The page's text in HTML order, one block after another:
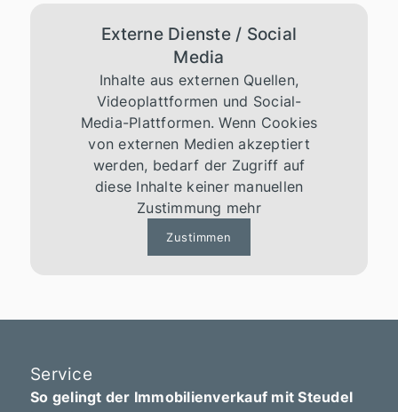
Externe Dienste / Social
Media
Inhalte aus externen Quellen,
Videoplattformen und Social-
Media-Plattformen. Wenn Cookies
von externen Medien akzeptiert
werden, bedarf der Zugriff auf
diese Inhalte keiner manuellen
Zustimmung mehr
Zustimmen
Service
So gelingt der Immobilienverkauf mit Steudel